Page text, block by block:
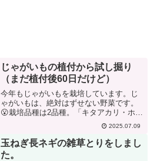
じゃがいもの植付から試し掘り
（まだ植付後60日だけど）
今年もじゃがいもを栽培しています。じ
ゃがいもは、絶対はずせない野菜です。
😮栽培品種は2品種。「キタアカリ・ホッ
カイコガネ」です。キタアカリ→ホクホ
ク・煮崩れするほどとろける・越冬で更
に甘くなるホッカイコガネ→大収穫・綺
麗な楕円形・フライドポ...
2025.07.09
玉ねぎ長ネギの雑草とりをしまし
た。